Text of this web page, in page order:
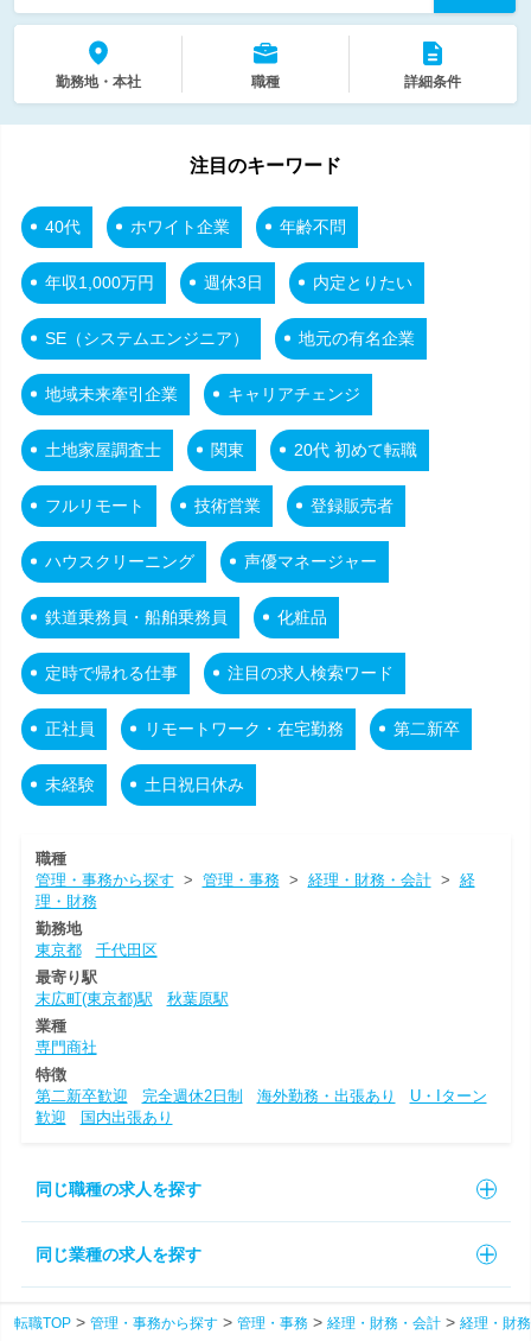
勤務地・本社 職種 詳細条件
注目のキーワード
40代 ホワイト企業 年齢不問
年収1,000万円 週休3日 内定とりたい
SE（システムエンジニア） 地元の有名企業
地域未来牽引企業 キャリアチェンジ
土地家屋調査士 関東 20代 初めて転職
フルリモート 技術営業 登録販売者
ハウスクリーニング 声優マネージャー
鉄道乗務員・船舶乗務員 化粧品
定時で帰れる仕事 注目の求人検索ワード
正社員 リモートワーク・在宅勤務 第二新卒
未経験 土日祝日休み
職種
管理・事務から探す > 管理・事務> 経理・財務・会計> 経
理・財務
勤務地
東京都
千代田区
最寄り駅
末広町(東京都)駅
秋葉原駅
業種
専門商社
特徴
第二新卒歓迎
完全週休2日制 海外勤務・出張あり
U・Iターン
歓迎
国内出張あり
同じ職種の求人を探す
同じ業種の求人を探す
転職TOP 管理・事務から探す 管理・事務 経理・財務・会計 経理・財務